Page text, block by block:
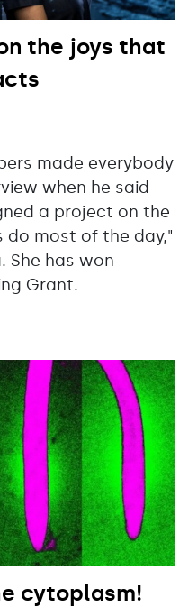
the joys that
made everybody
when he said
a project on the
most of the day,"
She has won
Grant.
cytoplasm!